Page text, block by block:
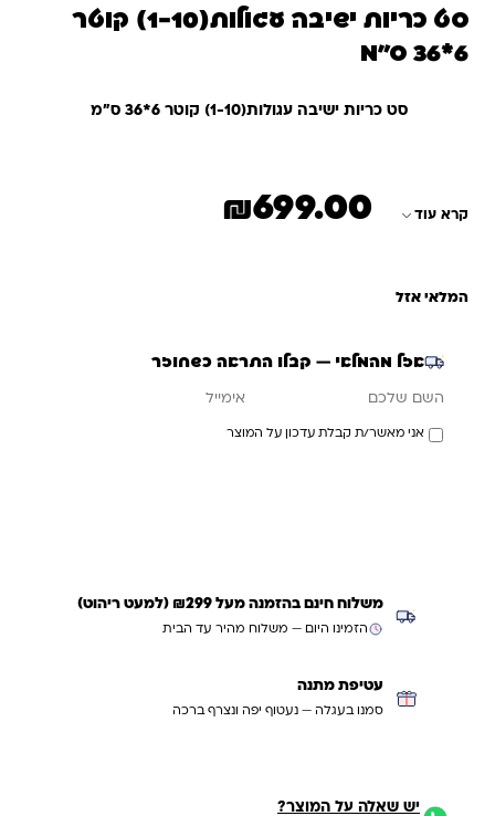
סט כריות ישיבה עגולות(1-10) קוטר
6*36 ס"מ
סט כריות ישיבה עגולות(1-10) קוטר 6*36 ס"מ
קרא עוד ₪699.00
המלאי אזל
אזל מהמלאי — קבלו התראה כשחוזר
אני מאשר/ת קבלת עדכון על המוצר
משלוח חינם בהזמנה מעל ₪299 (למעט ריהוט)
הזמינו היום — משלוח מהיר עד הבית
עטיפת מתנה
סמנו בעגלה — נעטוף יפה ונצרף ברכה
יש שאלה על המוצר?